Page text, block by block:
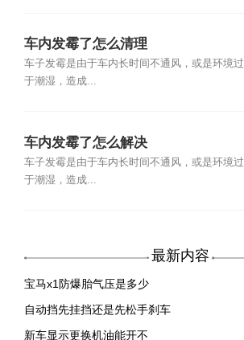
车内发霉了怎么清理
车子发霉是由于车内长时间不通风，或是环境过
于潮湿，造成...
车内发霉了怎么解决
车子发霉是由于车内长时间不通风，或是环境过
于潮湿，造成...
最新内容
宝马x1防爆胎气压是多少
自动挡先挂挡还是先松手刹车
新车显示更换机油能开不